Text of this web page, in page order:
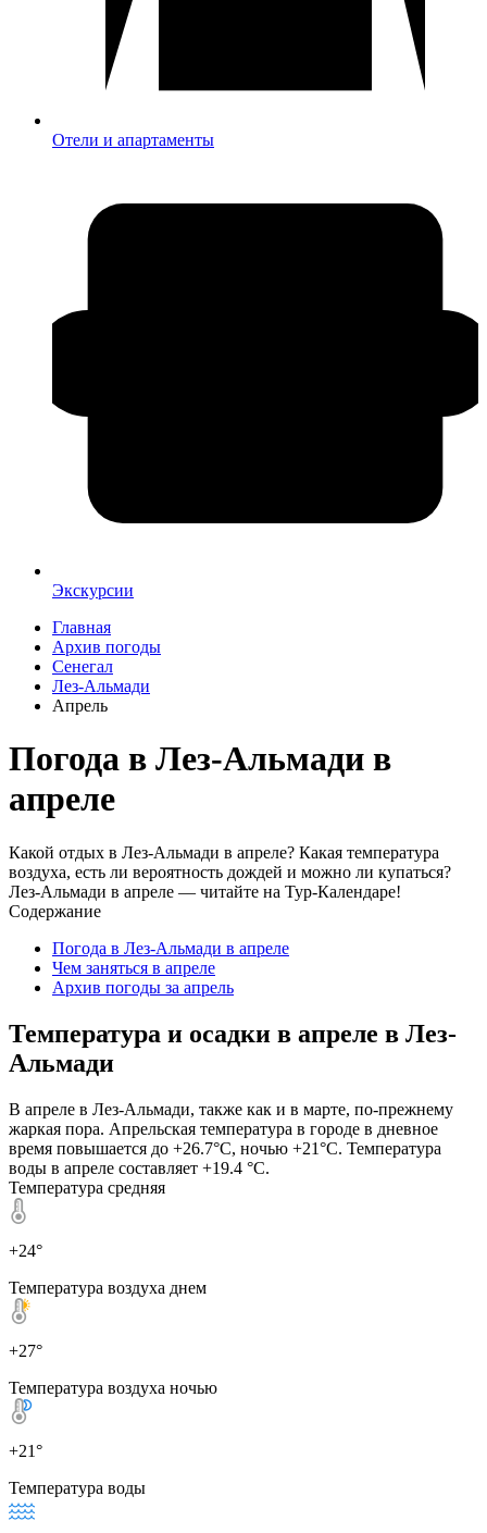
Отели и апартаменты
Экскурсии
Главная
Архив погоды
Сенегал
Лез-Альмади
Апрель
Погода в Лез-Альмади в
апреле
Какой отдых в Лез-Альмади в апреле? Какая температура
воздуха, есть ли вероятность дождей и можно ли купаться?
Лез-Альмади в апреле — читайте на Тур-Календаре!
Содержание
Погода в Лез-Альмади в апреле
Чем заняться в апреле
Архив погоды за апрель
Температура и осадки в апреле в Лез-
Альмади
В апреле в Лез-Альмади, также как и в марте, по-прежнему
жаркая пора. Апрельская температура в городе в дневное
время повышается до +26.7°C, ночью +21°C. Температура
воды в апреле составляет +19.4 °C.
Температура средняя
+24°
Температура воздуха днем
+27°
Температура воздуха ночью
+21°
Температура воды